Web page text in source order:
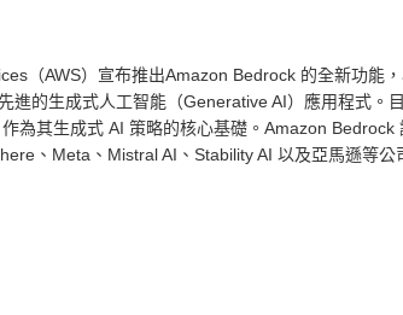
（AWS）宣布推出Amazon Bedrock 的全新功能
進的生成式人工智能（Generative AI）應用程式。
為其生成式 AI 策略的核心基礎。Amazon Bedrock
、Meta、Mistral AI、Stability AI 以及亞馬遜等公